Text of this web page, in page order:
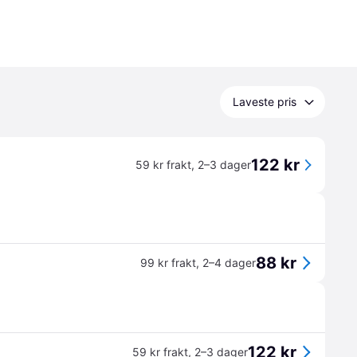
Laveste pris
59 kr frakt, 2–3 dager122 kr
99 kr frakt, 2–4 dager88 kr
59 kr frakt, 2–3 dager122 kr